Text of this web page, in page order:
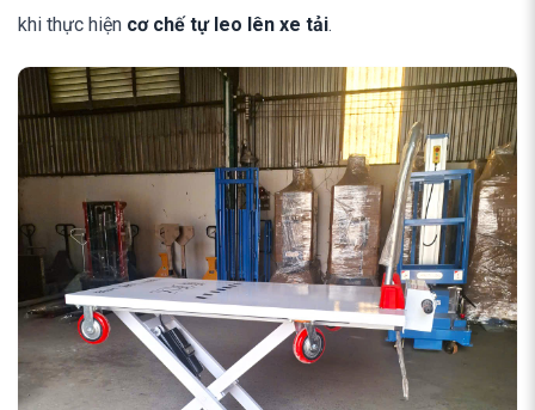
khi thực hiện cơ chế tự leo lên xe tải.